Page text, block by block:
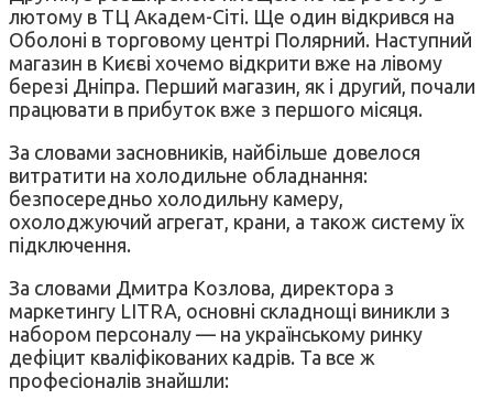
лютому в ТЦ Академ-Сіті. Ще один відкрився на
Оболоні в торговому центрі Полярний. Наступний
магазин в Києві хочемо відкрити вже на лівому
березі Дніпра. Перший магазин, як і другий, почали
працювати в прибуток вже з першого місяця.
За словами засновників, найбільше довелося
витратити на холодильне обладнання:
безпосередньо холодильну камеру,
охолоджуючий агрегат, крани, а також систему їх
підключення.
За словами Дмитра Козлова, директора з
маркетингу LITRA, основні складнощі виникли з
набором персоналу — на українському ринку
дефіцит кваліфікованих кадрів. Та все ж
професіоналів знайшли: